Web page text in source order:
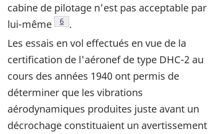
cabine de pilotage n'est pas acceptable par
lui-même
Note de bas de page
6 .
Les essais en vol effectués en vue de la
certification de l'aéronef de type DHC-2 au
cours des années 1940 ont permis de
déterminer que les vibrations
aérodynamiques produites juste avant un
décrochage constituaient un avertissement